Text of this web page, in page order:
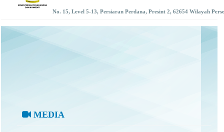
No. 15, Level 5-13, Persiaran Perdana, Presint 2, 62654 Wilayah
MEDIA